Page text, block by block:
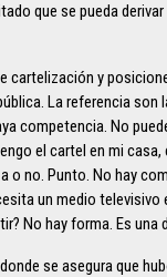
que se pueda
cartelización y
La referencia son
competencia. No
el cartel en mi
no. Punto. No hay
un medio televisivo
No hay forma. Es una
se asegura que